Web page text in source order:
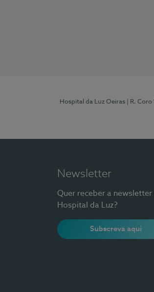
Hospital da Luz Oeiras | R.
Newsletter
Quer receber a newsletter
Hospital da Luz?
Subscreva aqui